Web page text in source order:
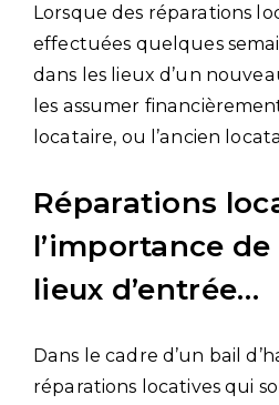
Lorsque des réparations
effectuées quelques
dans les lieux d’un
les assumer
locataire, ou l’ancien
Réparations
l’importance de
lieux d’entrée…
Dans le cadre d’un bail
réparations locatives qui